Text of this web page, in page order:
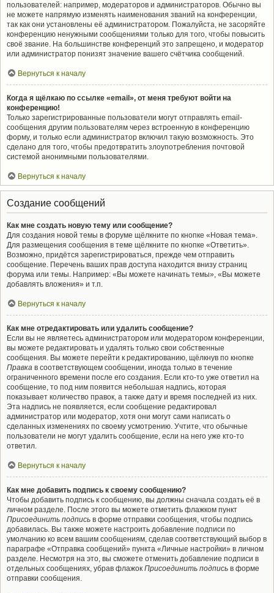
пользователей: например, модераторов и администраторов. Обычно вы
не можете напрямую изменять наименования званий на конференции,
так как они установлены её администратором. Пожалуйста, не засоряйте
конференцию ненужными сообщениями только для того, чтобы повысить
своё звание. На большинстве конференций это запрещено, и модератор
или администратор понизят значение вашего счётчика сообщений.
Вернуться к началу
Когда я щёлкаю по ссылке «email», от меня требуют войти на
конференцию!
Только зарегистрированные пользователи могут отправлять email-
сообщения другим пользователям через встроенную в конференцию
форму, и только если администратор включил такую возможность. Это
сделано для того, чтобы предотвратить злоупотребления почтовой
системой анонимными пользователями.
Вернуться к началу
Создание сообщений
Как мне создать новую тему или сообщение?
Для создания новой темы в форуме щёлкните по кнопке «Новая тема».
Для размещения сообщения в теме щёлкните по кнопке «Ответить».
Возможно, придётся зарегистрироваться, прежде чем отправить
сообщение. Перечень ваших прав доступа находится внизу страниц
форума или темы. Например: «Вы можете начинать темы», «Вы можете
добавлять вложения» и т.п.
Вернуться к началу
Как мне отредактировать или удалить сообщение?
Если вы не являетесь администратором или модератором конференции,
вы можете редактировать и удалять только свои собственные
сообщения. Вы можете перейти к редактированию, щёлкнув по кнопке
Правка в соответствующем сообщении, иногда только в течение
ограниченного времени после его создания. Если кто-то уже ответил на
сообщение, то под ним появится небольшая надпись, которая
показывает количество правок, а также дату и время последней из них.
Эта надпись не появляется, если сообщение редактировал
администратор или модератор, хотя они могут сами написать о
сделанных изменениях по своему усмотрению. Учтите, что обычные
пользователи не могут удалить сообщение, если на него уже кто-то
ответил.
Вернуться к началу
Как мне добавить подпись к своему сообщению?
Чтобы добавить подпись к сообщению, вы должны сначала создать её в
личном разделе. После этого вы можете отметить флажком пункт
Присоединить подпись в форме отправки сообщения, чтобы подпись
добавилась. Вы также можете настроить добавление подписи по
умолчанию ко всем вашим сообщениям, сделав соответствующий выбор в
параграфе «Отправка сообщений» пункта «Личные настройки» в личном
разделе. Несмотря на это, вы сможете отменить добавление подписи в
отдельных сообщениях, убрав флажок Присоединить подпись в форме
отправки сообщения.